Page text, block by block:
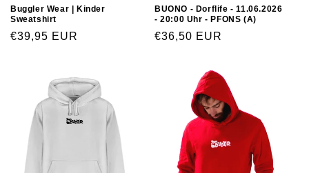
Buggler Wear | Kinder
Sweatshirt
€39,95 EUR
BUONO - Dorflife - 11.06.2026
- 20:00 Uhr - PFONS (A)
€36,50 EUR